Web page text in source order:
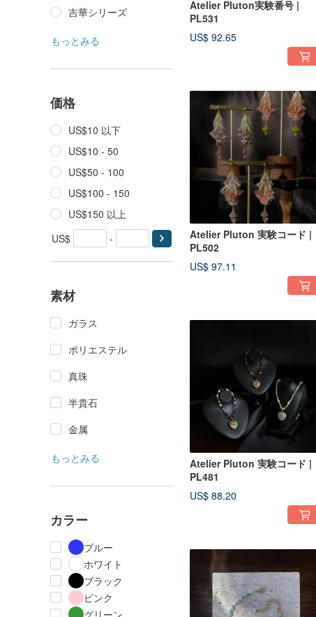
吉華シリーズ
もっとみる
価格
US$10 以下
US$10 - 50
US$50 - 100
US$100 - 150
US$150 以上
US$
-
素材
ガラス
ポリエステル
真珠
半貴石
金属
もっとみる
カラー
ブルー
ホワイト
ブラック
ピンク
グリーン
Atelier Pluton実験番号 |
PL531
US$ 92.65
Atelier Pluton 実験コード |
PL502
US$ 97.11
Atelier Pluton 実験コード |
PL481
US$ 88.20